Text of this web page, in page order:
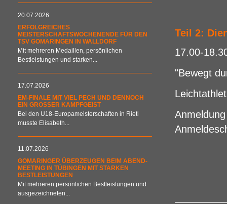
20.07.2026
ERFOLGREICHES
MEISTERSCHAFTSWOCHENENDE FÜR DEN
TSV GOMARINGEN IN WALLDORF
Mit mehreren Medaillen, persönlichen
Bestleistungen und starken...
17.07.2026
EM-FINALE MIT VIEL PECH UND DENNOCH
EIN GROSSER KAMPFGEIST
Bei den U18-Europameisterschaften in Rieti
musste Elisabeth...
11.07.2026
GOMARINGER ÜBERZEUGEN BEIM ABEND-
MEETING IN TÜBINGEN MIT STARKEN
BESTLEISTUNGEN
Mit mehreren persönlichen Bestleistungen und
ausgezeichneten...
Teil 2:
17.00-
"Bewegt